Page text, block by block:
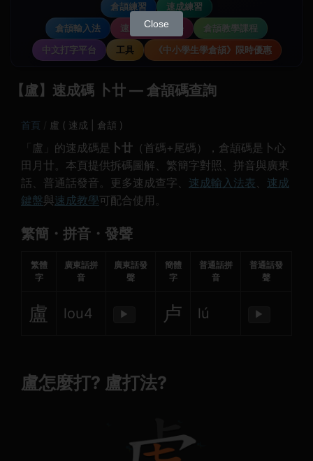
倉頡練習
速成練習
倉頡輸入法
速成輸入法教學
倉頡教學課程
中文打字平台
工具 《中小學生學倉頡》限時優惠
【盧】速成碼 卜廿 — 倉頡碼查詢
首頁 盧 ( 速成 | 倉頡 )
「盧」的速成碼是 卜廿 （首碼+尾碼），倉頡碼是卜心
田月廿。本頁提供拆碼圖解、繁簡字對照、拼音與廣東
話、普通話發音。更多速成查字、 速成輸入法表、 速成
鍵盤與速成教學可配合使用。
繁簡・拼音・發聲
繁體
字
廣東話拼
音
廣東話發
聲
簡體
字
普通話拼
音
普通話發
聲
盧 lou4 ▶ 卢 lú ▶
盧怎麼打? 盧打法?
Close